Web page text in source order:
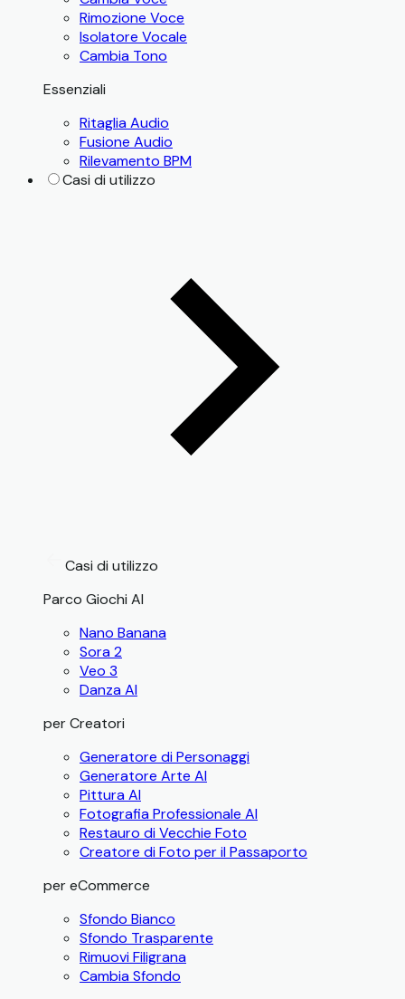
Rimozione Voce
Isolatore Vocale
Cambia Tono
Essenziali
Ritaglia Audio
Fusione Audio
Rilevamento BPM
Casi di utilizzo
Casi di utilizzo
Parco Giochi AI
Nano Banana
Sora 2
Veo 3
Danza AI
per Creatori
Generatore di Personaggi
Generatore Arte AI
Pittura AI
Fotografia Professionale AI
Restauro di Vecchie Foto
Creatore di Foto per il Passaporto
per eCommerce
Sfondo Bianco
Sfondo Trasparente
Rimuovi Filigrana
Cambia Sfondo